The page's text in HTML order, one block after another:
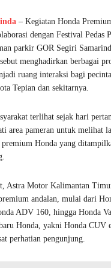
– Kegiatan Honda
dengan Festival Pedas
parkir GOR Segiri
menghadirkan berbagai
ruang interaksi bagi
Tepian dan sekitarnya.
terlihat sejak hari
area pameran untuk melihat
Honda yang
Astra Motor Kalimantan
andalan, mulai dari
ADV 160, hingga Honda
Honda, yakni Honda CUV
perhatian pengunjung.